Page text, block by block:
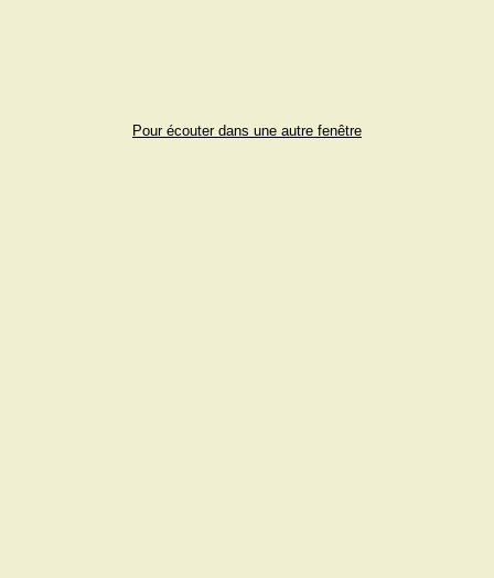
Pour écouter dans une autre fenêtre